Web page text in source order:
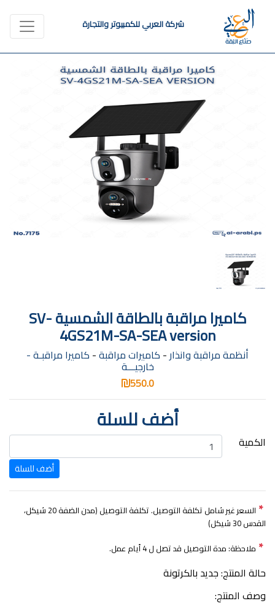
شركة العربي للكمبيوتر والتجارة
كاميرا مراقبة بالطاقة الشمسية SV-
4GS21M-SA-SEA version
أنظمة مراقبة وانذار- كاميرات مراقبة- كاميرا مراقبـة -
خارجيـــة
550.0
أضف للسلة
الكمية
*
السعر غير شامل تكلفة التوصيل. تكلفة التوصيل (مدن الضفة 20 شيكل،
القدس 30 شيكل)
* ملاحظة: مدة التوصيل قد تصل ل 4 أيام عمل.
حالة المنتج: جديد بالكرتونة
وصف المنتج: